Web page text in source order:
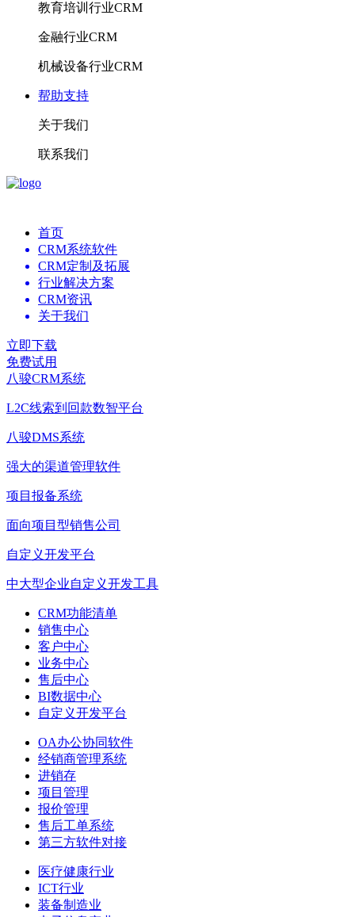
教育培训行业CRM
金融行业CRM
机械设备行业CRM
帮助支持
关于我们
联系我们
首页
CRM系统软件
CRM定制及拓展
行业解决方案
CRM资讯
关于我们
立即下载
免费试用
八骏CRM系统
L2C线索到回款数智平台
八骏DMS系统
强大的渠道管理软件
项目报备系统
面向项目型销售公司
自定义开发平台
中大型企业自定义开发工具
CRM功能清单
销售中心
客户中心
业务中心
售后中心
BI数据中心
自定义开发平台
OA办公协同软件
经销商管理系统
进销存
项目管理
报价管理
售后工单系统
第三方软件对接
医疗健康行业
ICT行业
装备制造业